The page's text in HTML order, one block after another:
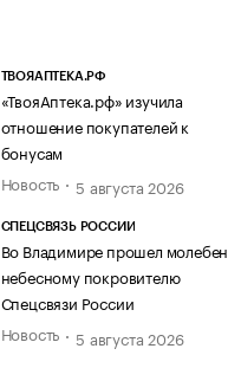
ТВОЯАПТЕКА.РФ
«ТвояАптека.рф» изучила
отношение покупателей к
бонусам
Новость
5 августа 2026
СПЕЦСВЯЗЬ РОССИИ
Во Владимире прошел молебен
небесному покровителю
Спецсвязи России
Новость
5 августа 2026